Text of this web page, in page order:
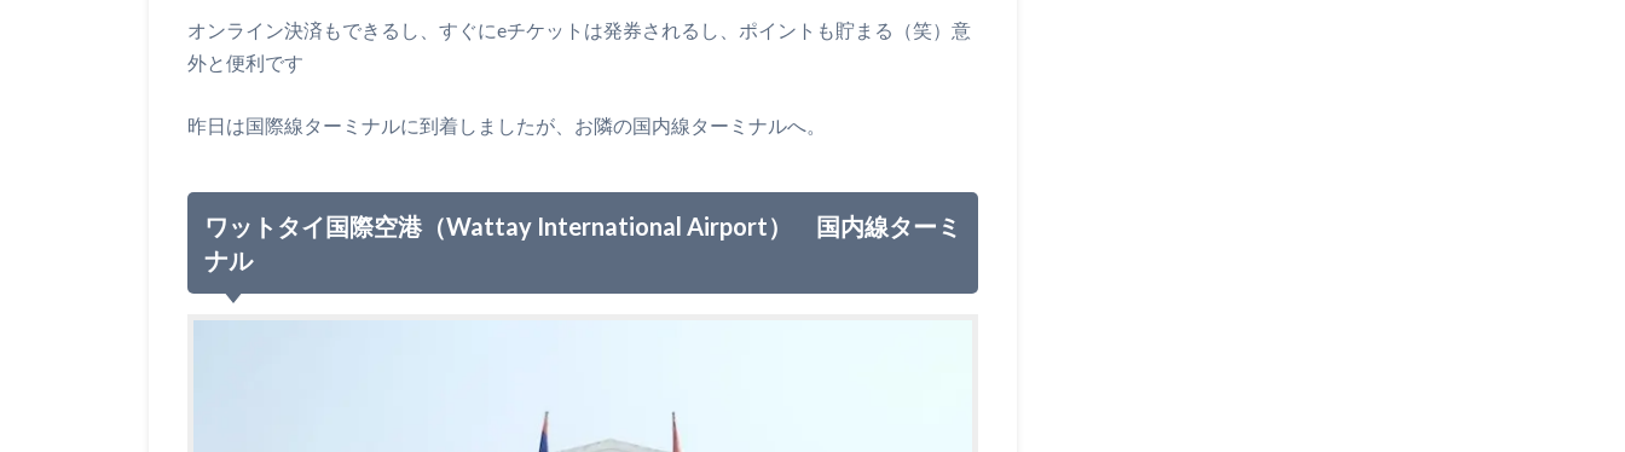
オンライン決済もできるし、すぐにeチケットは発券されるし、ポイントも貯まる（笑）意
外と便利です
昨日は国際線ターミナルに到着しましたが、お隣の国内線ターミナルへ。
ワットタイ国際空港（Wattay International Airport） 国内線ターミ
ナル